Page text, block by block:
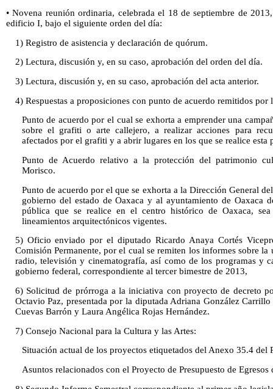
• Novena reunión ordinaria, celebrada el 18 de septiembre de
edificio I, bajo el siguiente orden del día:
1) Registro de asistencia y declaración de quórum.
2) Lectura, discusión y, en su caso, aprobación del orden del día.
3) Lectura, discusión y, en su caso, aprobación del acta anterior.
4) Respuestas a proposiciones con punto de acuerdo remitidos por
Punto de acuerdo por el cual se exhorta a emprender una
sobre el grafiti o arte callejero, a realizar acciones para
afectados por el grafiti y a abrir lugares en los que se realice esta
Punto de Acuerdo relativo a la protección del patrimonio
Morisco.
Punto de acuerdo por el que se exhorta a la Dirección General
gobierno del estado de Oaxaca y al ayuntamiento de Oaxaca
pública que se realice en el centro histórico de Oaxaca,
lineamientos arquitectónicos vigentes.
5) Oficio enviado por el diputado Ricardo Anaya Cortés
Comisión Permanente, por el cual se remiten los informes sobre
radio, televisión y cinematografía, así como de los programas y
gobierno federal, correspondiente al tercer bimestre de 2013,
6) Solicitud de prórroga a la iniciativa con proyecto de decreto
Octavio Paz, presentada por la diputada Adriana González
Cuevas Barrón y Laura Angélica Rojas Hernández.
7) Consejo Nacional para la Cultura y las Artes:
Situación actual de los proyectos etiquetados del Anexo 35.4 del
Asuntos relacionados con el Proyecto de Presupuesto de